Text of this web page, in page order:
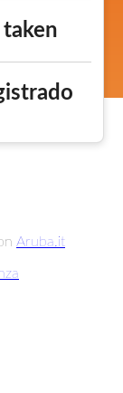
Aruba.it